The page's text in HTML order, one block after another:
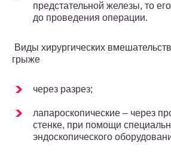
предстательной железы, то
до проведения операции.
Виды хирургических
грыже
через разрез;
лапароскопические – через
стенке, при помощи
эндоскопического